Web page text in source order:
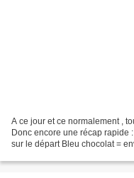
A ce jour et ce normalement ,
Donc encore une récap rapide
sur le départ Bleu chocolat =